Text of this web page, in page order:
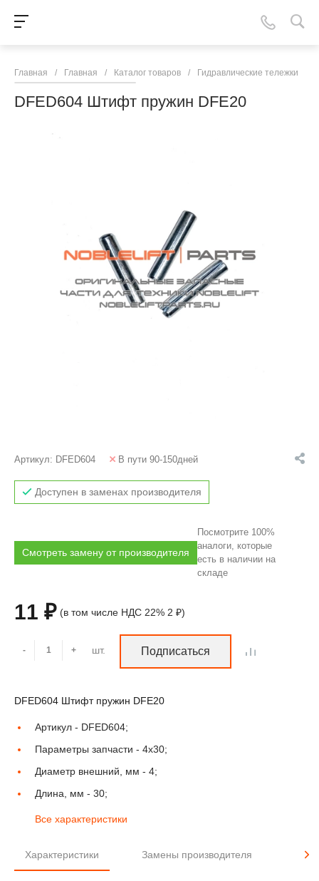
Главная / Главная / Каталог товаров / Гидравлические тележки
DFED604 Штифт пружин DFE20
Артикул: DFED604 В пути 90-150дней
Доступен в заменах производителя
Смотреть замену от производителя
Посмотрите 100%
аналоги, которые
есть в наличии на
складе
11 ₽ (в том числе НДС 22% 2 ₽)
- + шт. Подписаться
DFED604 Штифт пружин DFE20
Артикул - DFED604;
Параметры запчасти - 4x30;
Диаметр внешний, мм - 4;
Длина, мм - 30;
Все характеристики
Характеристики Замены производителя